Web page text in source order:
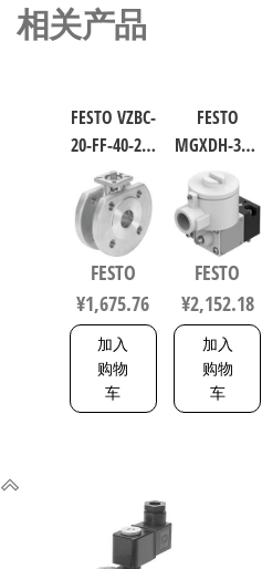
相关产品
FESTO VZBC-
20-FF-40-22-
F0304-V4V4T
电磁阀/控
制阀 规格
20，行程
40mm
1692200
FESTO
¥1,675.76
加入
购物
车
FESTO
MGXDH-3/2-
1.2-24DC-EX
工业自动
化零部件
规格1.2
535615
FESTO
¥2,152.18
加入
购物
车